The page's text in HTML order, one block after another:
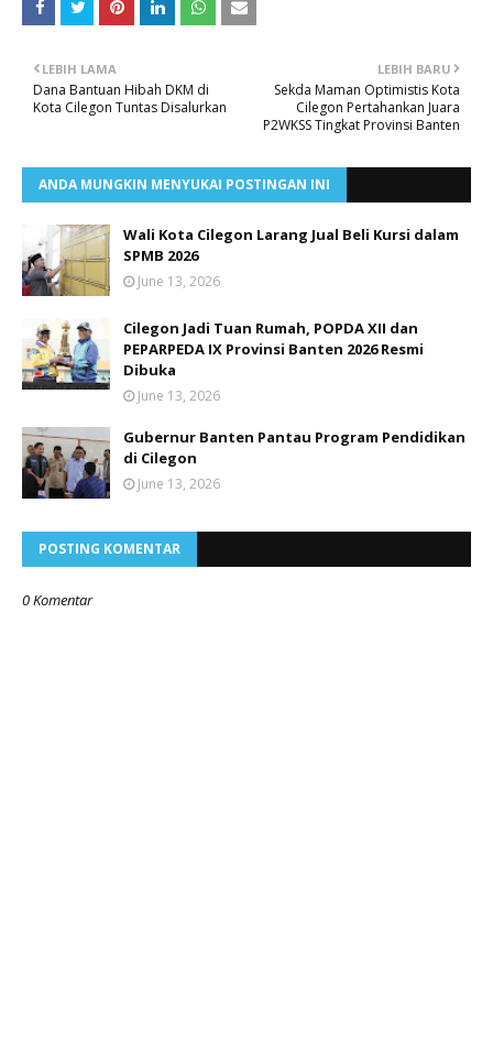
LEBIH BARU
Sekda Maman Optimistis Kota
Cilegon Pertahankan Juara
P2WKSS Tingkat Provinsi Banten
LEBIH LAMA
Dana Bantuan Hibah DKM di
Kota Cilegon Tuntas Disalurkan
ANDA MUNGKIN MENYUKAI POSTINGAN INI
Wali Kota Cilegon Larang Jual Beli Kursi dalam
SPMB 2026
June 13, 2026
Cilegon Jadi Tuan Rumah, POPDA XII dan
PEPARPEDA IX Provinsi Banten 2026 Resmi
Dibuka
June 13, 2026
Gubernur Banten Pantau Program Pendidikan
di Cilegon
June 13, 2026
POSTING KOMENTAR
0 Komentar